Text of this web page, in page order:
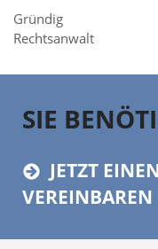
Gründig
Rechtsanwalt
SIE
JETZT
VEREINBAREN